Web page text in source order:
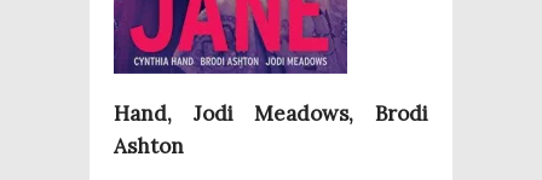
Hand, Jodi Meadows, Bro­di
Ashton